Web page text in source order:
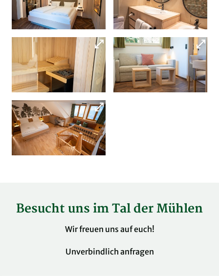
Besucht uns im Tal der Mühlen
Wir freuen uns auf euch!
Unverbindlich anfragen